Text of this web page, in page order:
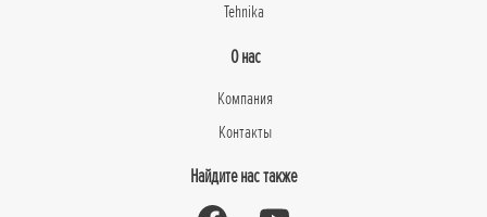
Tehnika
О нас
Компания
Контакты
Найдите нас также